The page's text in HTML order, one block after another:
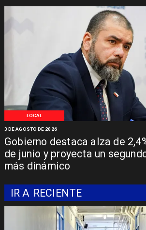
LOCAL
Gobierno destaca alza de
de junio y proyecta un
más dinámico
3 DE AGOSTO DE 2026
IR A RECIENTE